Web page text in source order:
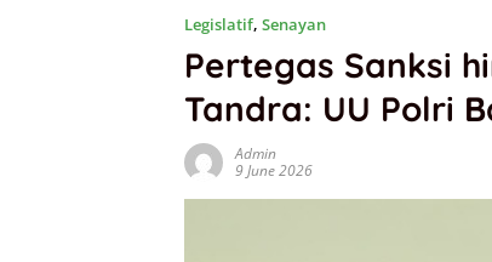
Legislatif, Senayan
Pertegas Sanksi
Tandra: UU Polri
Admin
9 June 2026